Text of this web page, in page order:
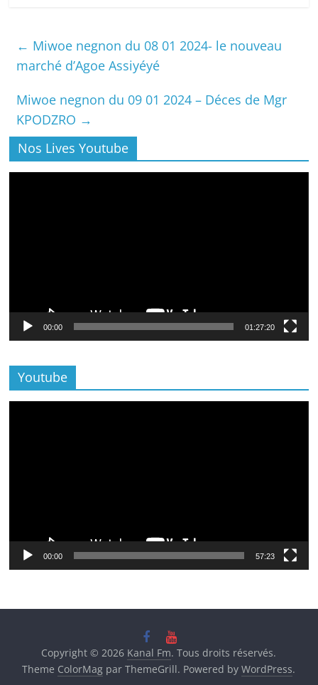
← Miwoe negnon du 08 01 2024- le nouveau
marché d’Agoe Assiyéyé
Miwoe negnon du 09 01 2024 – Déces de Mgr
KPODZRO →
Nos Lives Youtube
00:00 01:27:20
Youtube
00:00 57:23
Copyright © 2026 Kanal Fm. Tous droits réservés.
Theme ColorMag par ThemeGrill. Powered byWordPress.